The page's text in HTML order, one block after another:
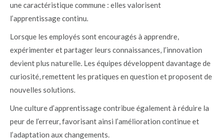
une caractéristique commune : elles valorisent
l’apprentissage continu.
Lorsque les employés sont encouragés à apprendre,
expérimenter et partager leurs connaissances, l’innovation
devient plus naturelle. Les équipes développent davantage de
curiosité, remettent les pratiques en question et proposent de
nouvelles solutions.
Une culture d’apprentissage contribue également à réduire la
peur de l’erreur, favorisant ainsi l’amélioration continue et
l’adaptation aux changements.